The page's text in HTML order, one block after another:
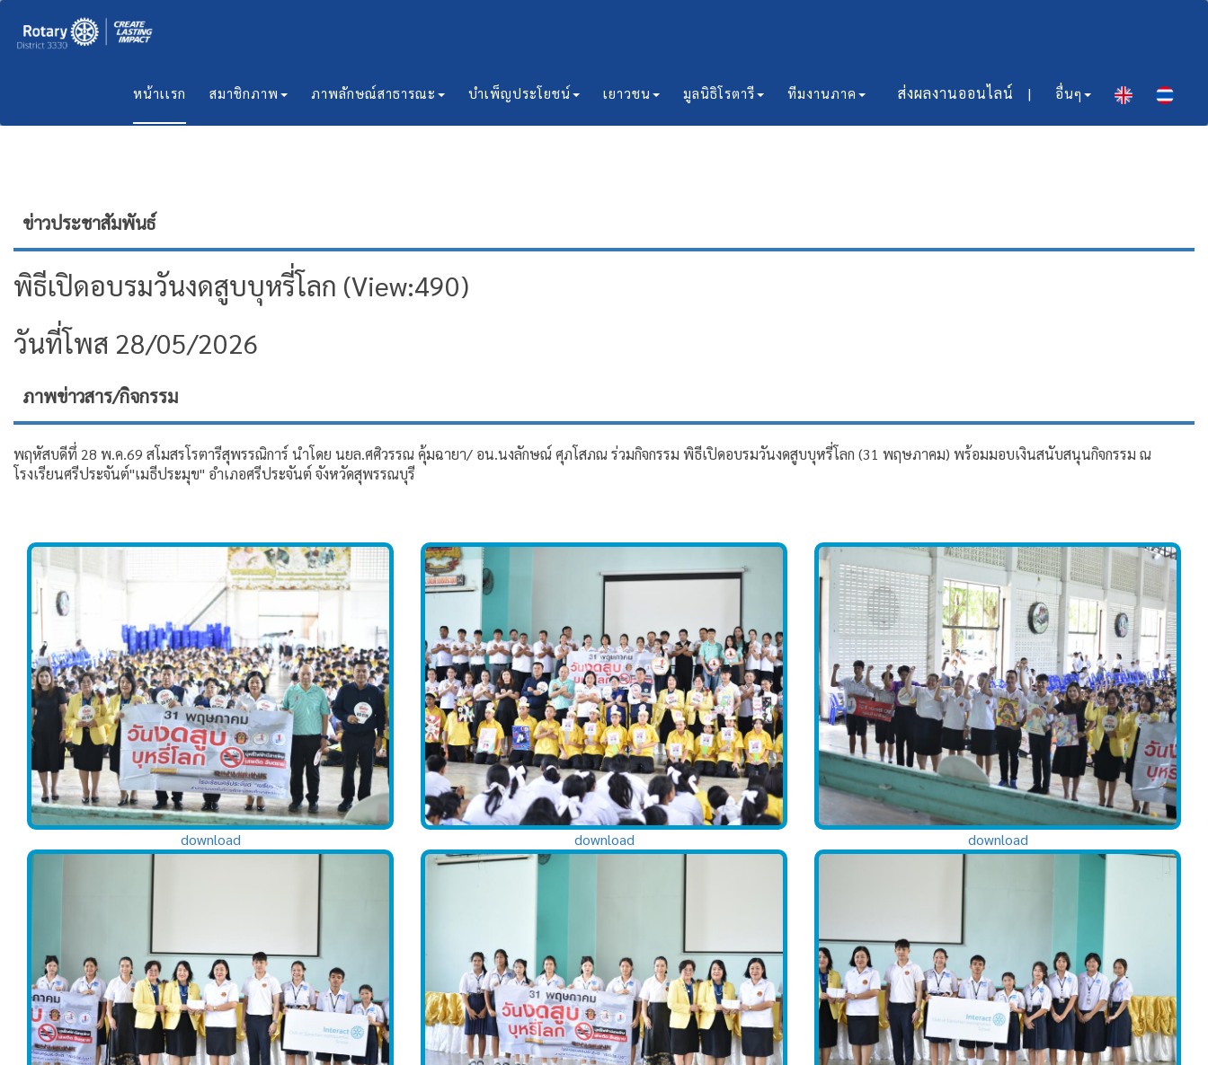
หน้าเเรก สมาชิกภาพ ภาพลักษณ์สาธารณะ บำเพ็ญประโยชน์ เยาวชน มูลนิธิโรตารี ทีมงานภาค ส่งผลงานออนไลน์​ | อื่นๆ
ข่าวประชาสัมพันธ์
พิธีเปิดอบรมวันงดสูบบุหรี่โลก (View:490)
วันที่โพส 28/05/2026
ภาพข่าวสาร/กิจกรรม
พฤหัสบดีทึ่ 28 พ.ค.69 สโมสรโรตารีสุพรรณิการ์ นำโดย นยล.ศศิวรรณ คุ้มฉายา/ อน.นงลักษณ์ ศุภโสภณ ร่วมกิจกรรม พิธีเปิดอบรมวันงดสูบบุหรี่โลก (31 พฤษภาคม) พร้อมมอบเงินสนับสนุนกิจกรรม ณ
โรงเรียนศรีประจันต์"เมธีประมุข" อำเภอศรีประจันต์ จังหวัดสุพรรณบุรี
download download download